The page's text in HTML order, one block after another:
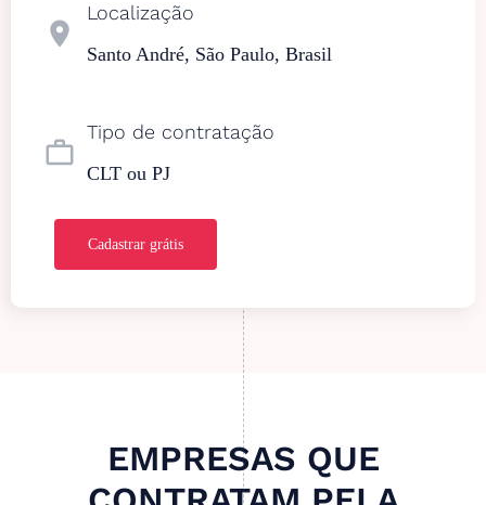
location_on
Localização
Santo André, São Paulo, Brasil
work_outline
Tipo de contratação
CLT ou PJ
Cadastrar grátis
EMPRESAS QUE